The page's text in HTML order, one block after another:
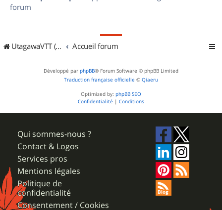
forum
UtagawaVTT (Randos VTT et VTTAE avec traces GPS) Accueil forum
Développé par phpBB® Forum Software © phpBB Limited
Traduction française officielle © Qiaeru
Optimized by: phpBB SEO
Confidentialité | Conditions
Qui sommes-nous ?
Contact & Logos
Services pros
Mentions légales
Politique de
confidentialité
Consentement / Cookies